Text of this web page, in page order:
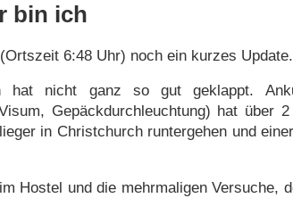
bin ich
6:48 Uhr) noch ein kurzes Update.
hat nicht ganz so gut geklappt.
Gepäckdurchleuchtung) hat über
in Christchurch runtergehen und
Hostel und die mehrmaligen Versuche,